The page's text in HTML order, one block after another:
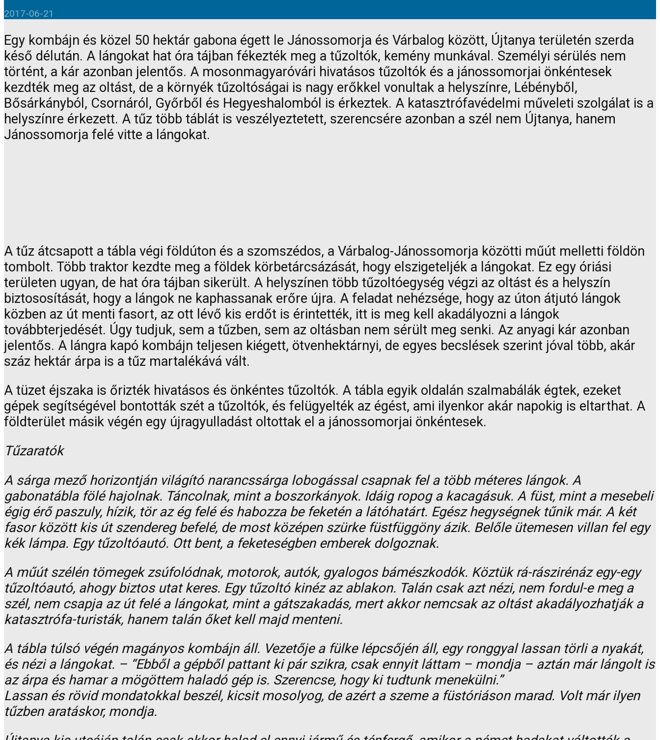
2017-06-21
Egy kombájn és közel 50 hektár gabona égett le Jánossomorja és Várbalog között, Újtanya területén szerda
késő délután. A lángokat hat óra tájban fékezték meg a tűzoltók, kemény munkával. Személyi sérülés nem
történt, a kár azonban jelentős. A mosonmagyaróvári hivatásos tűzoltók és a jánossomorjai önkéntesek
kezdték meg az oltást, de a környék tűzoltóságai is nagy erőkkel vonultak a helyszínre, Lébényből,
Bősárkányból, Csornáról, Győrből és Hegyeshalomból is érkeztek. A katasztrófavédelmi műveleti szolgálat is a
helyszínre érkezett. A tűz több táblát is veszélyeztetett, szerencsére azonban a szél nem Újtanya, hanem
Jánossomorja felé vitte a lángokat.
A tűz átcsapott a tábla végi földúton és a szomszédos, a Várbalog-Jánossomorja közötti műút melletti földön
tombolt. Több traktor kezdte meg a földek körbetárcsázását, hogy elszigeteljék a lángokat. Ez egy óriási
területen ugyan, de hat óra tájban sikerült. A helyszínen több tűzoltóegység végzi az oltást és a helyszín
biztososítását, hogy a lángok ne kaphassanak erőre újra. A feladat nehézsége, hogy az úton átjutó lángok
közben az út menti fasort, az ott lévő kis erdőt is érintették, itt is meg kell akadályozni a lángok
továbbterjedését. Úgy tudjuk, sem a tűzben, sem az oltásban nem sérült meg senki. Az anyagi kár azonban
jelentős. A lángra kapó kombájn teljesen kiégett, ötvenhektárnyi, de egyes becslések szerint jóval több, akár
száz hektár árpa is a tűz martalékává vált.
A tüzet éjszaka is őrizték hivatásos és önkéntes tűzoltók. A tábla egyik oldalán szalmabálák égtek, ezeket
gépek segítségével bontották szét a tűzoltók, és felügyelték az égést, ami ilyenkor akár napokig is eltarthat. A
földterület másik végén egy újragyulladást oltottak el a jánossomorjai önkéntesek.
Tűzaratók
A sárga mező horizontján világító narancssárga lobogással csapnak fel a több méteres lángok. A
gabonatábla fölé hajolnak. Táncolnak, mint a boszorkányok. Idáig ropog a kacagásuk. A füst, mint a mesebeli
égig érő paszuly, hízik, tör az ég felé és habozza be feketén a látóhatárt. Egész hegységnek tűnik már. A két
fasor között kis út szendereg befelé, de most középen szürke füstfüggöny ázik. Belőle ütemesen villan fel egy
kék lámpa. Egy tűzoltóautó. Ott bent, a feketeségben emberek dolgoznak.
A műút szélén tömegek zsúfolódnak, motorok, autók, gyalogos bámészkodók. Köztük rá-rászirénáz egy-egy
tűzoltóautó, ahogy biztos utat keres. Egy tűzoltó kinéz az ablakon. Talán csak azt nézi, nem fordul-e meg a
szél, nem csapja az út felé a lángokat, mint a gátszakadás, mert akkor nemcsak az oltást akadályozhatják a
katasztrófa-turisták, hanem talán őket kell majd menteni.
A tábla túlsó végén magányos kombájn áll. Vezetője a fülke lépcsőjén áll, egy ronggyal lassan törli a nyakát,
és nézi a lángokat. – “Ebből a gépből pattant ki pár szikra, csak ennyit láttam – mondja – aztán már lángolt is
az árpa és hamar a mögöttem haladó gép is. Szerencse, hogy ki tudtunk menekülni.”
Lassan és rövid mondatokkal beszél, kicsit mosolyog, de azért a szeme a füstóriáson marad. Volt már ilyen
tűzben aratáskor, mondja.